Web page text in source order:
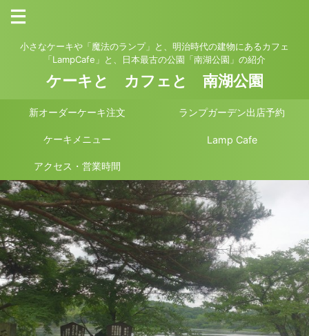
小さなケーキや「魔法のランプ」と、明治時代の建物にあるカフェ
「LampCafe」と、日本最古の公園「南湖公園」の紹介
ケーキと カフェと 南湖公園
新オーダーケーキ注文 ランプガーデン出店予約
ケーキメニュー Lamp Cafe
アクセス・営業時間